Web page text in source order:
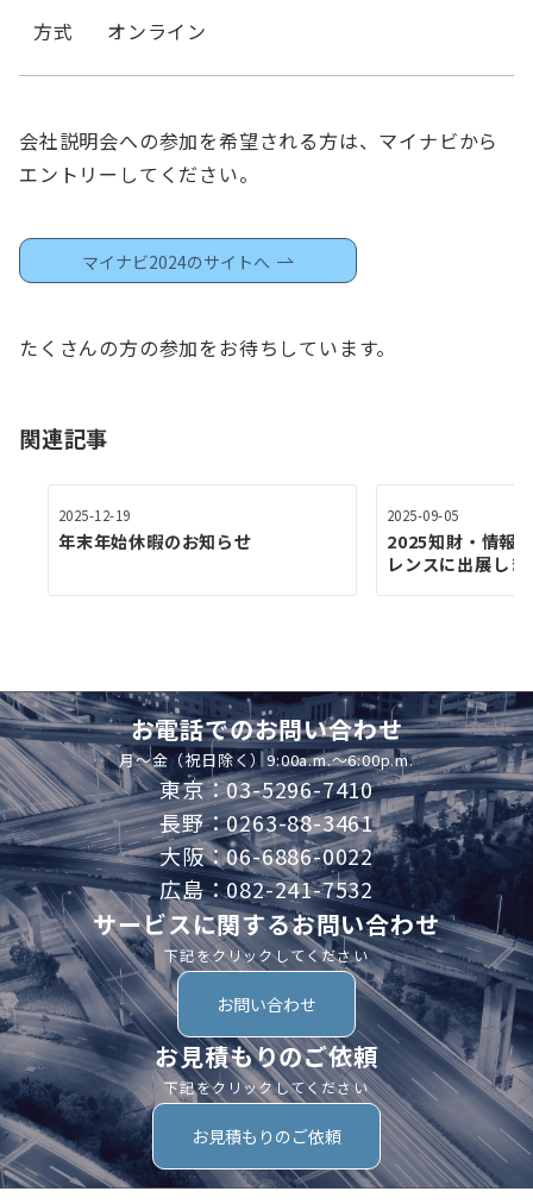
方式 オンライン
会社説明会への参加を希望される方は、マイナビから
エントリーしてください。
マイナビ2024のサイトへ
たくさんの方の参加をお待ちしています。
関連記事
2025-12-19
年末年始休暇のお知らせ
2025-09-05
2025知財・情報
レンスに出展しま
お電話でのお問い合わせ
月～金（祝日除く）9:00a.m.～6:00p.m.
東京：03-5296-7410
長野：0263-88-3461
大阪：06-6886-0022
広島：082-241-7532
サービスに関するお問い合わせ
下記をクリックしてください
お問い合わせ
お見積もりのご依頼
下記をクリックしてください
お見積もりのご依頼